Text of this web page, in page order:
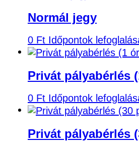
Normál jegy
0 Ft Időpontok
Privát pályabérlés
0 Ft Időpontok
Privát pályabérlés